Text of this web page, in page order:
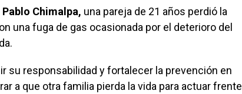
Pablo Chimalpa, una pareja de 21 años perdió la
una fuga de gas ocasionada por el deterioro del
su responsabilidad y fortalecer la prevención en
a que otra familia pierda la vida para actuar frente